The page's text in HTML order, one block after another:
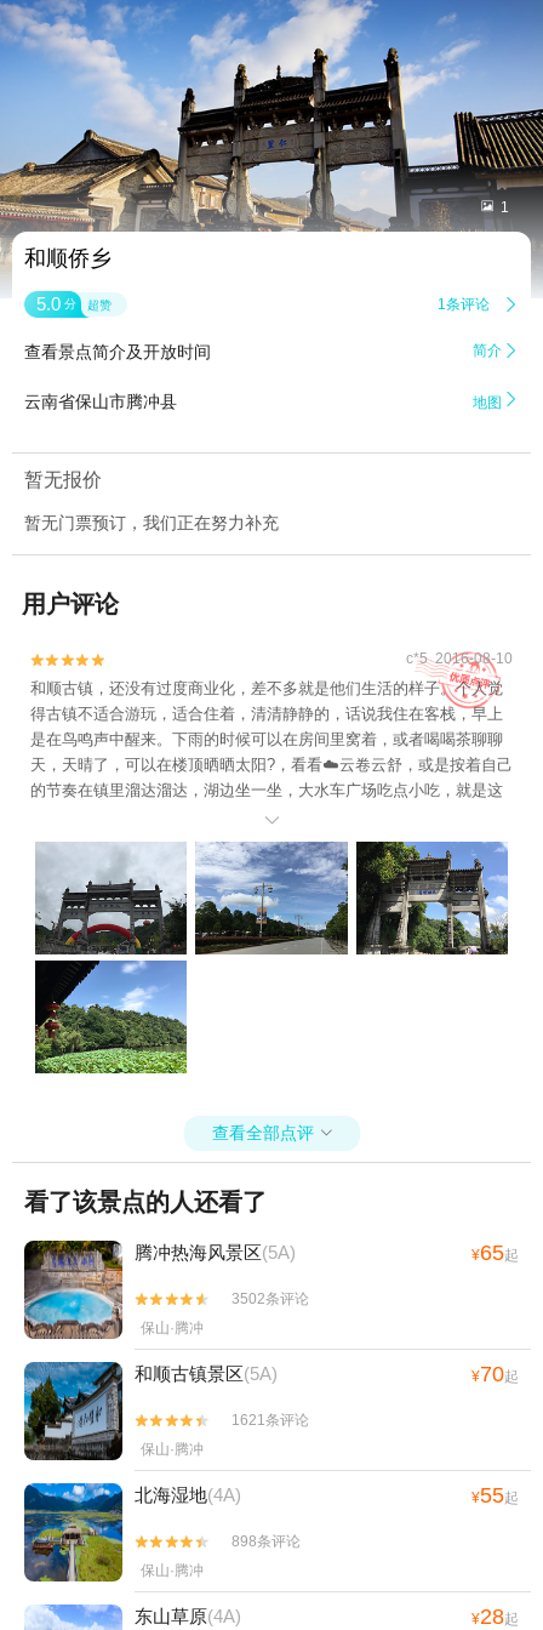
 1
和顺侨乡
5.0 分 超赞 1条评论 
查看景点简介及开放时间 简介 
云南省保山市腾冲县 地图 
暂无报价
暂无门票预订，我们正在努力补充
用户评论

 c*5 2016-08-10
和顺古镇，还没有过度商业化，差不多就是他们生活的样子。个人觉
得古镇不适合游玩，适合住着，清清静静的，话说我住在客栈，早上
是在鸟鸣声中醒来。下雨的时候可以在房间里窝着，或者喝喝茶聊聊
天，天晴了，可以在楼顶晒晒太阳?，看看☁️云卷云舒，或是按着自己
的节奏在镇里溜达溜达，湖边坐一坐，大水车广场吃点小吃，就是这
么悠闲的享受时光。 走在古镇的小路上，我好像回到了儿时，外婆家
的情景一一浮现脑海。

查看全部点评 
看了该景点的人还看了
腾冲热海风景区(5A) ¥65起


3502条评论
保山·腾冲
和顺古镇景区(5A) ¥70起


1621条评论
保山·腾冲
北海湿地(4A) ¥55起


898条评论
保山·腾冲
东山草原(4A) ¥28起
